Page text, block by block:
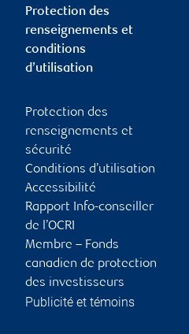
Protection des
renseignements et
conditions
d’utilisation
Protection des
renseignements et
sécurité
Conditions d’utilisation
Accessibilité
Rapport Info-conseiller
de l’OCRI
Membre – Fonds
canadien de protection
des investisseurs
Publicité et témoins